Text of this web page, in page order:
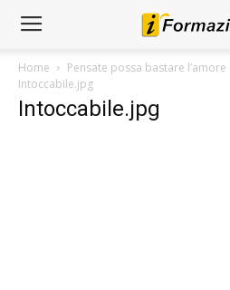
Home
Pensate possa bastare
Intoccabile.jpg
Intoccabile.jpg